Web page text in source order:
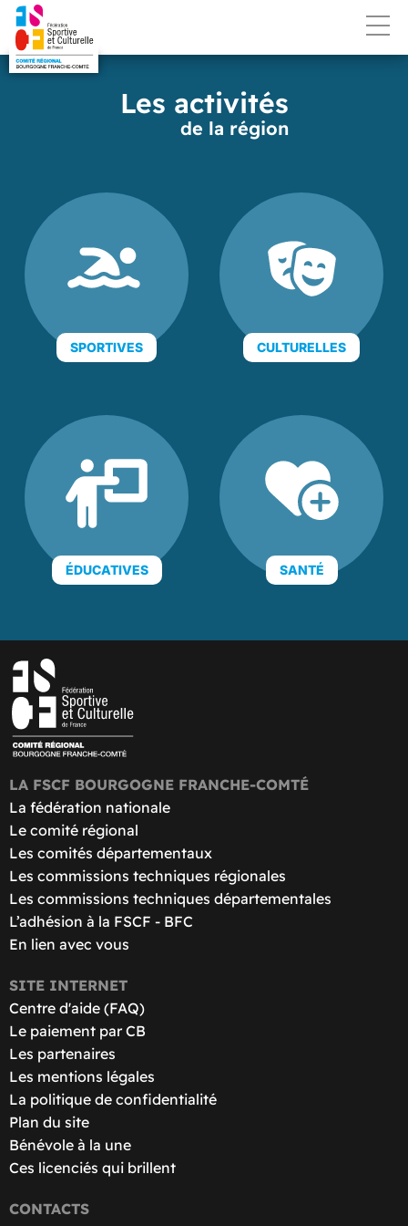
Les activités
de la région
SPORTIVES CULTURELLES
ÉDUCATIVES SANTÉ
LA FSCF BOURGOGNE FRANCHE-COMTÉ
La fédération nationale
Le comité régional
Les comités départementaux
Les commissions techniques régionales
Les commissions techniques départementales
L’adhésion à la FSCF - BFC
En lien avec vous
SITE INTERNET
Centre d'aide (FAQ)
Le paiement par CB
Les partenaires
Les mentions légales
La politique de confidentialité
Plan du site
Bénévole à la une
Ces licenciés qui brillent
CONTACTS